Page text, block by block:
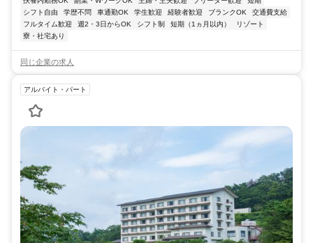
シフト自由
学歴不問 車通勤OK 学生歓迎 経験者歓迎 ブランクOK
交通費支給
フルタイム歓迎
週2・3日からOK シフト制 短期（1ヵ月以内）
リゾート
寮・社宅あり
同じ企業の求人
アルバイト・パート